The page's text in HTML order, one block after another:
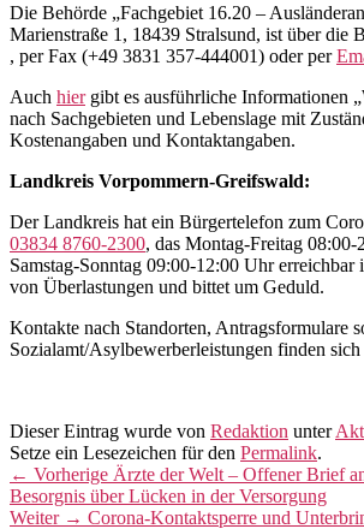
Die Behörde „Fachgebiet 16.20 –
Marienstraße 1, 18439 Stralsund, ist über die
, per Fax (+49 3831 357-444001) oder per
Auch hiergibt es ausführliche Informationen
nach Sachgebieten und Lebenslage mit
Kostenangaben und Kontaktangaben.
Landkreis Vorpommern-Greifswald:
Der Landkreis hat ein Bürgertelefon zum
03834 8760-2300, das Montag-Freitag
Samstag-Sonntag 09:00-12:00 Uhr erreichbar
von Überlastungen und bittet um Geduld.
Kontakte nach Standorten, Antragsformulare
Sozialamt/Asylbewerberleistungen finden sich
Dieser Eintrag wurde von Redaktion unter
Setze ein Lesezeichen für den Permalink.
Beitragsnavigation
← Vorherige Vorheriger
Beitrag:
Ärzte der Welt – Offener Brief
Besorgnis über Lücken in der Versorgung
Weiter → Nächster
Corona-Kontaktsperre und